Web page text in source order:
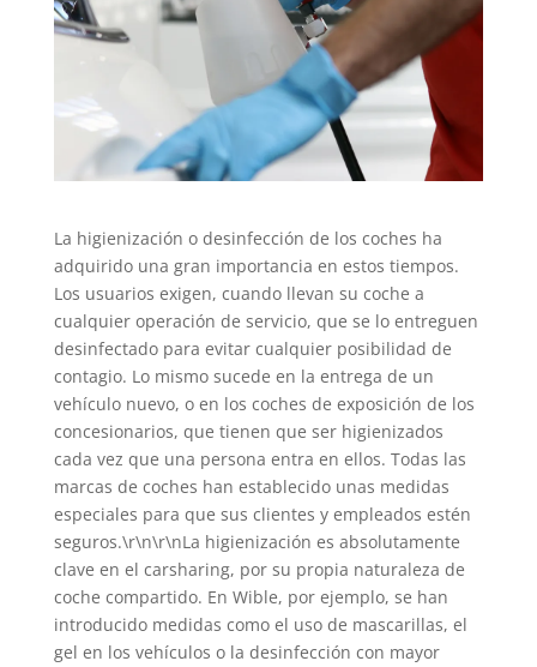
La higienización o desinfección de los coches ha
adquirido una gran importancia en estos tiempos.
Los usuarios exigen, cuando llevan su coche a
cualquier operación de servicio, que se lo entreguen
desinfectado para evitar cualquier posibilidad de
contagio. Lo mismo sucede en la entrega de un
vehículo nuevo, o en los coches de exposición de los
concesionarios, que tienen que ser higienizados
cada vez que una persona entra en ellos. Todas las
marcas de coches han establecido unas medidas
especiales para que sus clientes y empleados estén
seguros.\r\n\r\nLa higienización es absolutamente
clave en el carsharing, por su propia naturaleza de
coche compartido. En Wible, por ejemplo, se han
introducido medidas como el uso de mascarillas, el
gel en los vehículos o la desinfección con mayor